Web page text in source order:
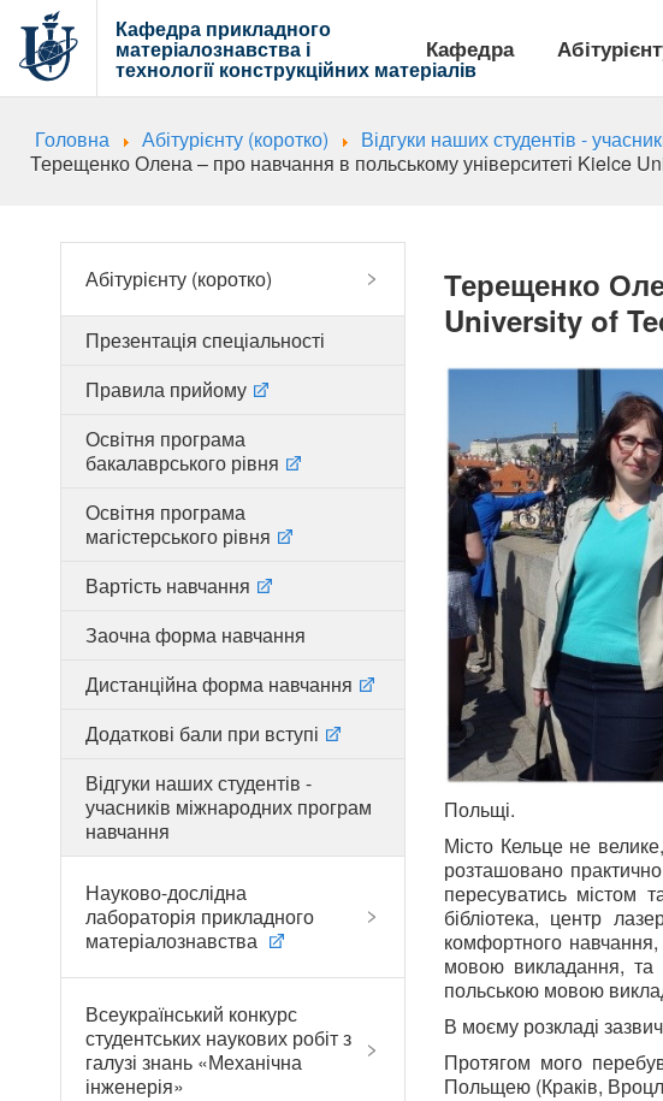
Кафедра прикладного
матеріалознавства і
технології конструкційних матеріалів
Кафедра
Головна Абітурієнту (коротко)
Відгуки наших студентів -
Терещенко Олена – про навчання в польському університеті Kielce
Абітурієнту (коротко)
Презентація спеціальності
Правила прийому
Освітня програма
бакалаврського рівня
Освітня програма
магістерського рівня
Вартість навчання
Заочна форма навчання
Дистанційна форма навчання
Додаткові бали при вступі
Відгуки наших студентів -
учасників міжнародних програм
навчання
Науково-дослідна
лабораторія прикладного
матеріалознавства
Всеукраїнський конкурс
студентських наукових робіт з
галузі знань «Механічна
інженерія»
Терещенко
University of
Польщі.
Місто Кельце не
розташовано
пересуватись містом
бібліотека, центр
комфортного
мовою викладання, та
польською мовою
В моєму розкладі
Протягом мого
Польщею (Краків,